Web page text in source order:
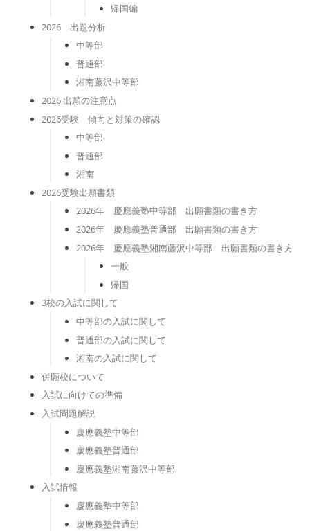
帰国編
2026 出題分析
中等部
普通部
湘南藤沢中等部
2026 出願の注意点
2026受験 傾向と対策の確認
中等部
普通部
湘南
2026受験出願書類
2026年 慶應義塾中等部 出願書類の書き方
2026年 慶應義塾普通部 出願書類の書き方
2026年 慶應義塾湘南藤沢中等部 出願書類の書き方
一般
帰国
3校の入試に関して
中等部の入試に関して
普通部の入試に関して
湘南の入試に関して
併願校について
入試に向けての準備
入試問題解説
慶應義塾中等部
慶應義塾普通部
慶應義塾湘南藤沢中等部
入試情報
慶應義塾中等部
慶應義塾普通部